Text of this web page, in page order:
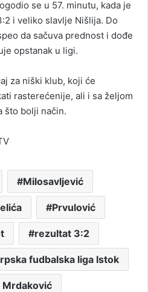
se u 57. minutu, kada je
i veliko slavlje Nišlija. Do
da sačuva prednost i dođe
opstanak u ligi.
za niški klub, koji će
rasterećenije, ali i sa željom
što bolji način.
Milosavljević
Prvulović
rezultat 3:2
fudbalska liga Istok
Mrdaković